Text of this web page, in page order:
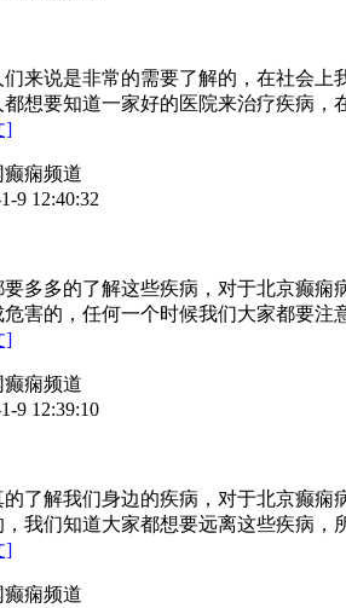
来说是非常的需要了解的，在社会
想要知道一家好的医院来治疗疾病
]
痫频道
9 12:40:32
多多的了解这些疾病，对于北京癫
害的，任何一个时候我们大家都要
]
痫频道
9 12:39:10
了解我们身边的疾病，对于北京癫
我们知道大家都想要远离这些疾病
]
痫频道